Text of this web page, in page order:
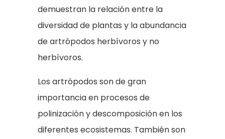
demuestran la relación entre la
diversidad de plantas y la abundancia
de artrópodos herbívoros y no
herbívoros.
Los artrópodos son de gran
importancia en procesos de
polinización y descomposición en los
diferentes ecosistemas. También son